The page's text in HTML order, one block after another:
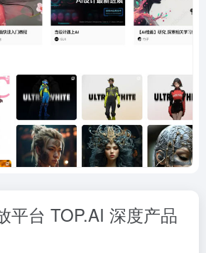
平台 TOP.AI 深度产品